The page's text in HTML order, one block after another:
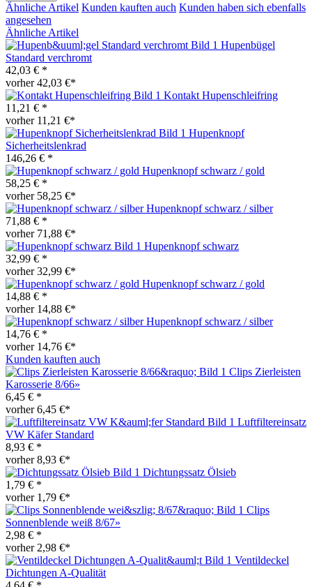
Ähnliche Artikel Kunden kauften auch Kunden haben sich ebenfalls
angesehen
Ähnliche Artikel
Hupenbügel
Standard verchromt
42,03 € *
vorher 42,03 €*
Kontakt Hupenschleifring
11,21 € *
vorher 11,21 €*
Hupenknopf
Sicherheitslenkrad
146,26 € *
Hupenknopf schwarz / gold
58,25 € *
vorher 58,25 €*
Hupenknopf schwarz / silber
71,88 € *
vorher 71,88 €*
Hupenknopf schwarz
32,99 € *
vorher 32,99 €*
Hupenknopf schwarz / gold
14,88 € *
vorher 14,88 €*
Hupenknopf schwarz / silber
14,76 € *
vorher 14,76 €*
Kunden kauften auch
Clips Zierleisten
Karosserie 8/66»
6,45 € *
vorher 6,45 €*
Luftfiltereinsatz
VW Käfer Standard
8,93 € *
vorher 8,93 €*
Dichtungssatz Ölsieb
1,79 € *
vorher 1,79 €*
Clips
Sonnenblende weiß 8/67»
2,98 € *
vorher 2,98 €*
Ventildeckel
Dichtungen A-Qualität